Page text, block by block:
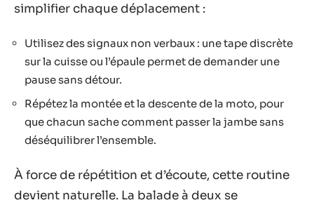
simplifier chaque déplacement :
Utilisez des signaux non verbaux : une tape discrète
sur la cuisse ou l’épaule permet de demander une
pause sans détour.
Répétez la montée et la descente de la moto, pour
que chacun sache comment passer la jambe sans
déséquilibrer l’ensemble.
À force de répétition et d’écoute, cette routine
devient naturelle. La balade à deux se